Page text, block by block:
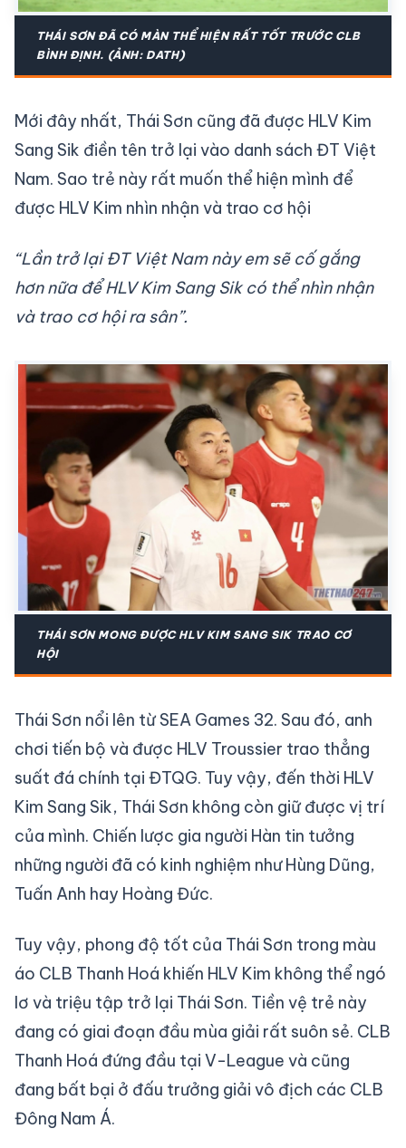
THÁI SƠN ĐÃ CÓ MÀN THỂ HIỆN RẤT TỐT TRƯỚC CLB
BÌNH ĐỊNH. (ẢNH: DATH)
Mới đây nhất, Thái Sơn cũng đã được HLV Kim
Sang Sik điền tên trở lại vào danh sách ĐT Việt
Nam. Sao trẻ này rất muốn thể hiện mình để
được HLV Kim nhìn nhận và trao cơ hội
“Lần trở lại ĐT Việt Nam này em sẽ cố gắng
hơn nữa để HLV Kim Sang Sik có thể nhìn nhận
và trao cơ hội ra sân”.
THÁI SƠN MONG ĐƯỢC HLV KIM SANG SIK TRAO CƠ
HỘI
Thái Sơn nổi lên từ SEA Games 32. Sau đó, anh
chơi tiến bộ và được HLV Troussier trao thẳng
suất đá chính tại ĐTQG. Tuy vậy, đến thời HLV
Kim Sang Sik, Thái Sơn không còn giữ được vị trí
của mình. Chiến lược gia người Hàn tin tưởng
những người đã có kinh nghiệm như Hùng Dũng,
Tuấn Anh hay Hoàng Đức.
Tuy vậy, phong độ tốt của Thái Sơn trong màu
áo CLB Thanh Hoá khiến HLV Kim không thể ngó
lơ và triệu tập trở lại Thái Sơn. Tiền vệ trẻ này
đang có giai đoạn đầu mùa giải rất suôn sẻ. CLB
Thanh Hoá đứng đầu tại V-League và cũng
đang bất bại ở đấu trưởng giải vô địch các CLB
Đông Nam Á.